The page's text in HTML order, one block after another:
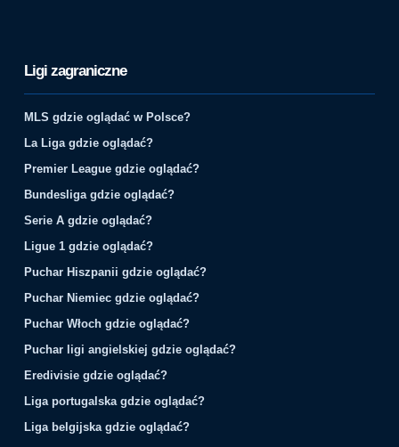
Ligi zagraniczne
MLS gdzie oglądać w Polsce?
La Liga gdzie oglądać?
Premier League gdzie oglądać?
Bundesliga gdzie oglądać?
Serie A gdzie oglądać?
Ligue 1 gdzie oglądać?
Puchar Hiszpanii gdzie oglądać?
Puchar Niemiec gdzie oglądać?
Puchar Włoch gdzie oglądać?
Puchar ligi angielskiej gdzie oglądać?
Eredivisie gdzie oglądać?
Liga portugalska gdzie oglądać?
Liga belgijska gdzie oglądać?